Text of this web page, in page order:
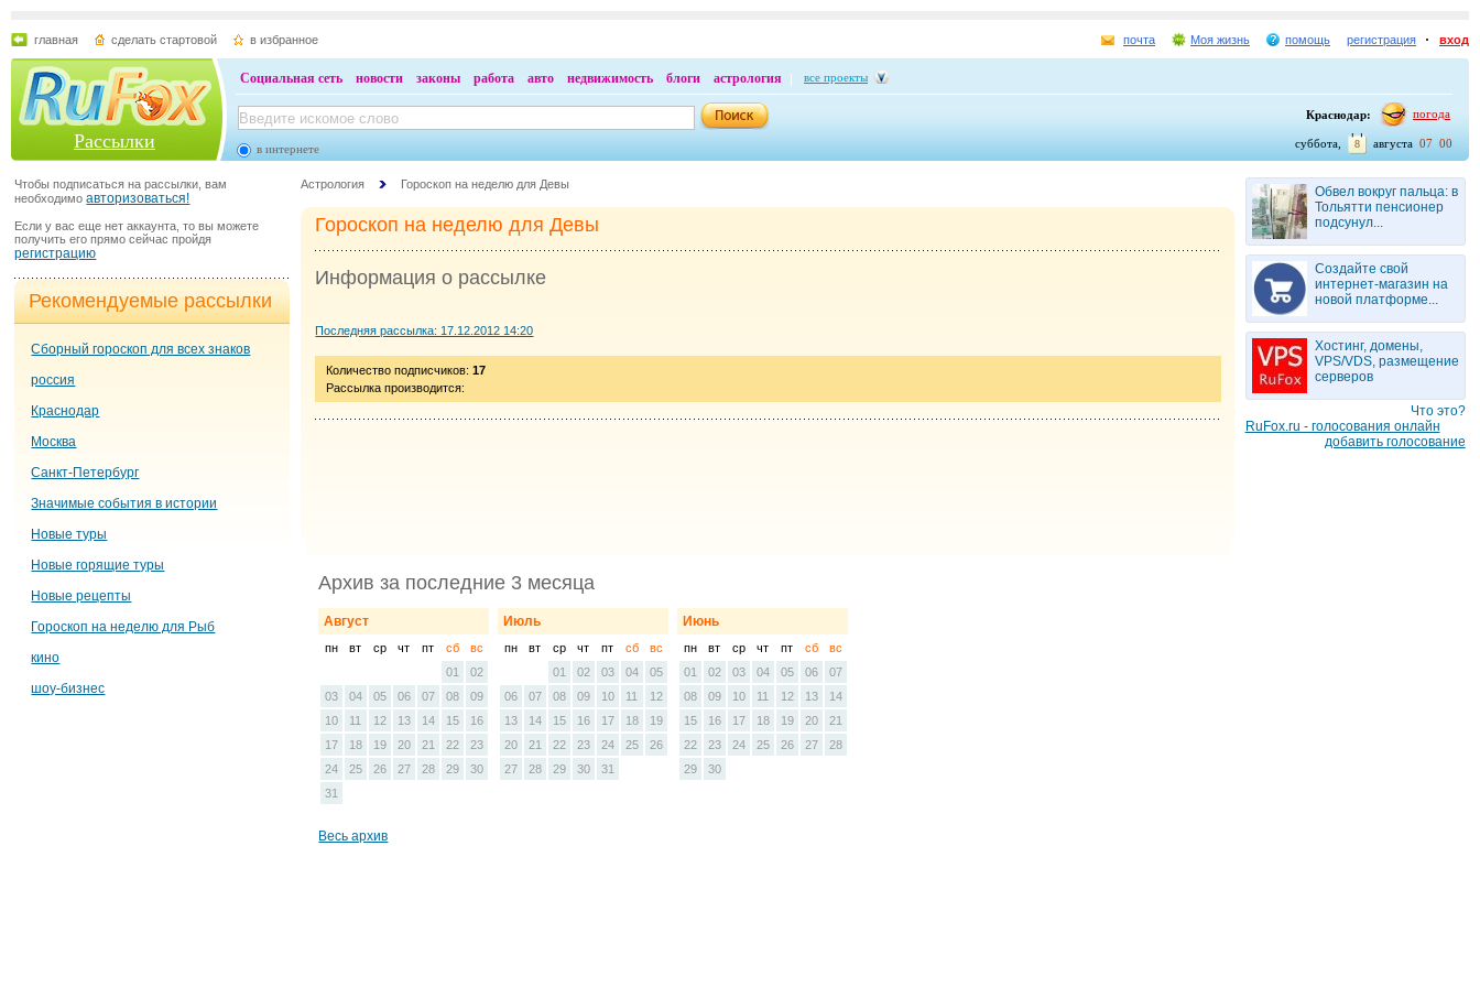
главная сделать стартовой в избранное почта Моя жизнь помощь регистрация вход
Рассылки
Социальная сеть новости законы работа авто недвижимость блоги астрология все проекты
Краснодар: погода
07 00
августа
8
суббота,
в интернете
Чтобы подписаться на рассылки, вам
необходимоавторизоваться!
Если у вас еще нет аккаунта, то вы можете
получить его прямо сейчас пройдя
регистрацию
Рекомендуемые рассылки
Сборный гороскоп для всех знаков
россия
Краснодар
Москва
Санкт-Петербург
Значимые события в истории
Новые туры
Новые горящие туры
Новые рецепты
Гороскоп на неделю для Рыб
кино
шоу-бизнес
Обвел вокруг пальца: в
Тольятти пенсионер
подсунул...
Создайте свой
интернет-магазин на
новой платформе...
Хостинг, домены,
VPS/VDS, размещение
серверов
Что это?
RuFox.ru - голосования онлайн
добавить голосование
Астрология Гороскоп на неделю для Девы
Гороскоп на неделю для Девы
Информация о рассылке
Последняя рассылка: 17.12.2012 14:20
Количество подписчиков:17
Рассылка производится:
Архив за последние 3 месяца
Август
пн вт ср чт пт сб
вс
01
02
03
04 05 06 07 08
09
10
11 12 13 14 15
16
17
18 19 20 21 22
23
24
25 26 27 28 29
30
31
Июль
пн вт ср чт пт сб
вс
01
02 03 04
05
06
07 08 09 10 11
12
13
14 15 16 17 18
19
20
21 22 23 24 25
26
27
28 29 30 31
Июнь
пн вт ср чт пт сб
вс
01
02 03 04 05 06
07
08
09 10 11 12 13
14
15
16 17 18 19 20
21
22
23 24 25 26 27
28
29
30
Весь архив